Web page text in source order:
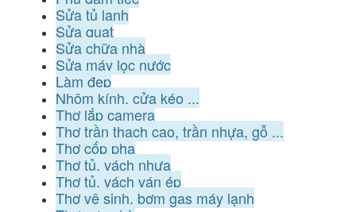
Sửa tủ lạnh
Sửa quạt
Sửa chữa nhà
Sửa máy lọc nước
Làm đẹp
Nhôm kính, cửa kéo ...
Thợ lắp camera
Thợ trần thạch cao, trần nhựa, gỗ ...
Thợ cốp pha
Thợ tủ, vách nhựa
Thợ tủ, vách ván ép
Thợ vệ sinh, bơm gas máy lạnh